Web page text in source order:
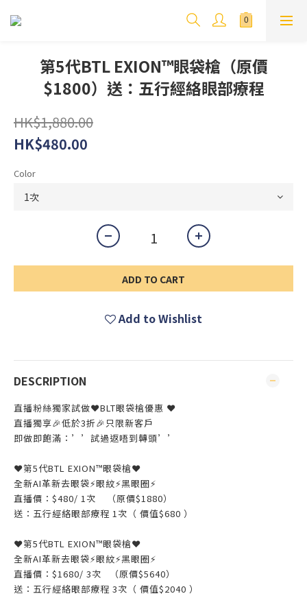
第5代BTL EXION™️眼袋槍（原價
$1800）送：五行經絡眼部療程
HK$1,880.00
HK$480.00
Color
ADD TO CART
Add to Wishlist
DESCRIPTION
直播粉絲獨家試做❤️BLT眼袋槍優惠 ❤️
直播獨享🎉低於3折🎉只限新客戶
即做即飽滿：’’試過返唔到轉頭’’
❤️第5代BTL EXION™️眼袋槍❤️
全新AI革新去眼袋⚡️眼紋⚡️黑眼圈⚡️
直播價：$480/ 1次 （原價$1880）
送：五行經絡眼部療程 1次（ 價值$680 ）
❤️第5代BTL EXION™️眼袋槍❤️
全新AI革新去眼袋⚡️眼紋⚡️黑眼圈⚡️
直播價：$1680/ 3次 （原價$5640）
送：五行經絡眼部療程 3次（ 價值$2040 ）